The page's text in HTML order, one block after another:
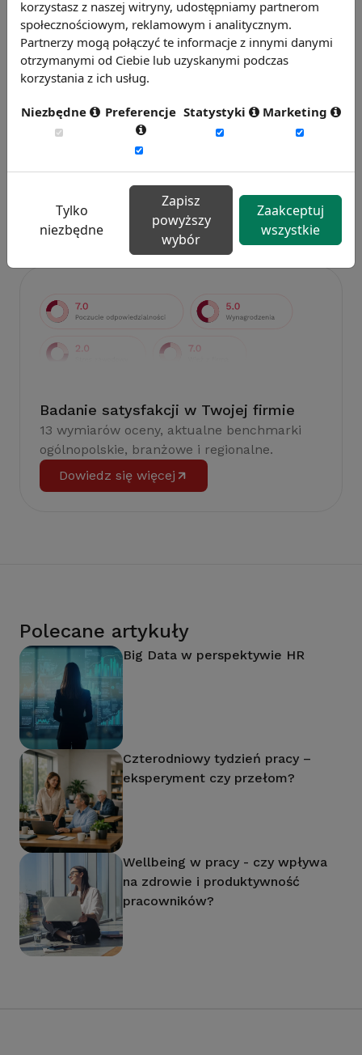
Badanie wskaźnikiHR 2026
personalnej, w tym absencję, fluktuację i
efektywność pracy.
Weź udział w badaniu
Badanie satysfakcji w Twojej firmie
13 wymiarów oceny, aktualne benchmarki
ogólnopolskie, branżowe i regionalne.
Dowiedz się więcej
Polecane artykuły
Big Data w perspektywie HR
Czterodniowy tydzień pracy –
eksperyment czy przełom?
Wellbeing w pracy - czy wpływa
na zdrowie i produktywność
pracowników?
korzystasz z naszej witryny, udostępniamy partnerom
społecznościowym, reklamowym i analitycznym.
Partnerzy mogą połączyć te informacje z innymi danymi
otrzymanymi od Ciebie lub uzyskanymi podczas
korzystania z ich usług.
Niezbędne Preferencje Statystyki Marketing
Tylko
niezbędne
Zapisz
powyższy
wybór
Zaakceptuj
wszystkie